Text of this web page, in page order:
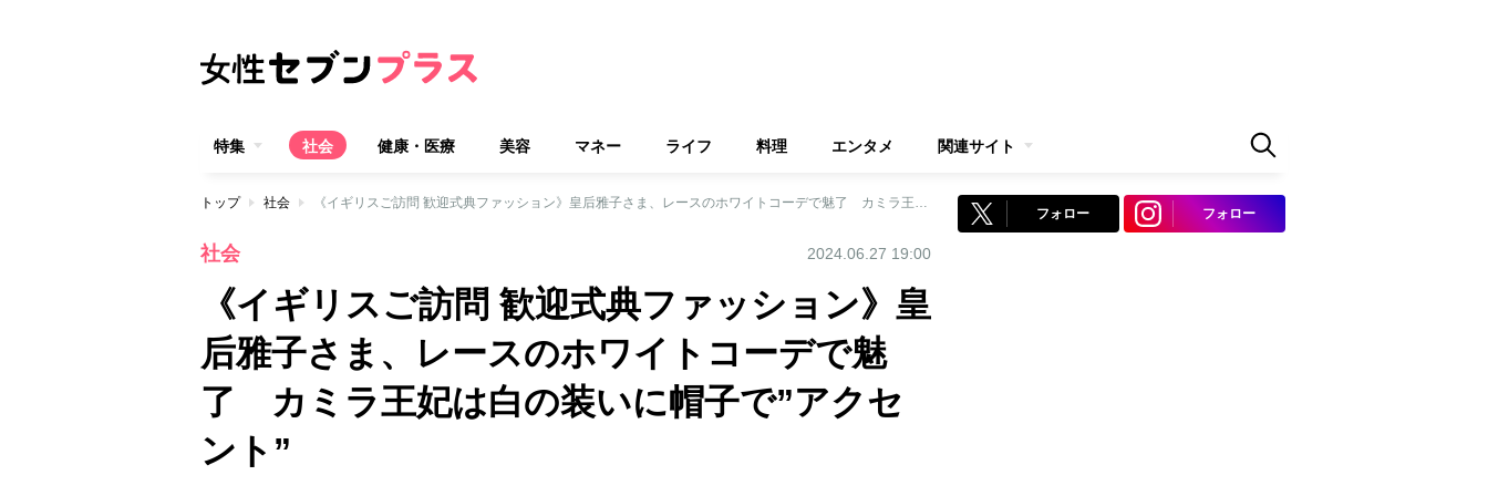
特集 社会 健康・医療 美容 マネー ライフ 料理 エンタメ 関連サイト
トップ 社会 《イギリスご訪問 歓迎式典ファッション》皇后雅子さま、レースのホワイトコーデで魅了 カミラ王妃は白の装いに帽子で”アクセント”
社会 2024.06.27 19:00
《イギリスご訪問 歓迎式典ファッション》皇
后雅子さま、レースのホワイトコーデで魅
了 カミラ王妃は白の装いに帽子で”アクセ
ント”
フォロー フォロー